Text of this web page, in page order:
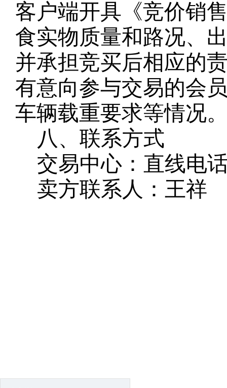
客户端开具《竞价销
食实物质量和路况、
并承担竞买后相应的
有意向参与交易的会
车辆载重要求等情况
八、联系方式
交易中心：直线电
卖方联系人：王祥